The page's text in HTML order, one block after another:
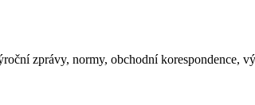
zprávy, normy, obchodní korespondence,